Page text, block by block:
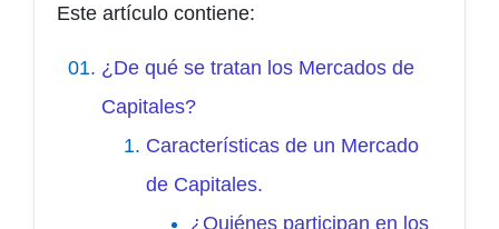
Este artículo contiene:
¿De qué se tratan los Mercados de
Capitales?
Características de un Mercado
de Capitales.
¿Quiénes participan en los